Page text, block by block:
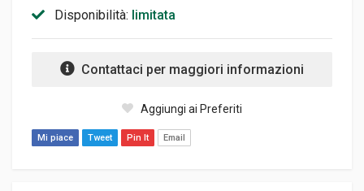
Disponibilità: limitata
Contattaci per maggiori informazioni
Aggiungi ai Preferiti
Mi piace Tweet Pin It Email